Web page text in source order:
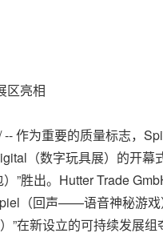
区亮相
作为重要的质量标志，
（数字玩具展）的开
”胜出。Hutter Trade
（回声——语音神秘游
”在新设立的可持续发展